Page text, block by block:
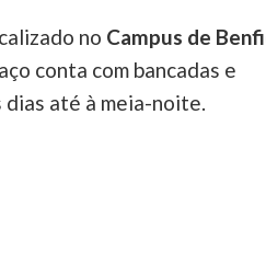
no Campus de
conta com bancadas e
até à meia-noite.